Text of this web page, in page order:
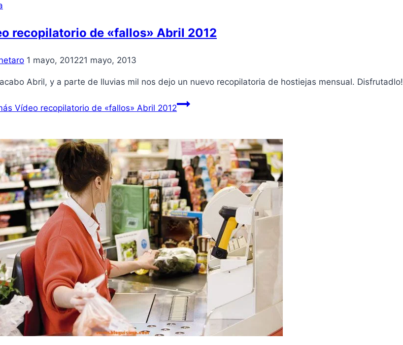
recopilatorio de «fallos» Abril 2012
1 mayo, 201221 mayo, 2013
Abril, y a parte de lluvias mil nos dejo un nuevo recopilatoria de hostiejas mensual. Disfrutadlo!
Ví­deo recopilatorio de «fallos» Abril 2012